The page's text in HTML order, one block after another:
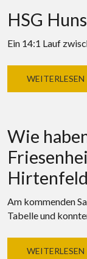
HSG
Ein 14:1 Lauf
WEITERLESEN
Wie
Am kommenden
Tabelle und
WEITERLESEN